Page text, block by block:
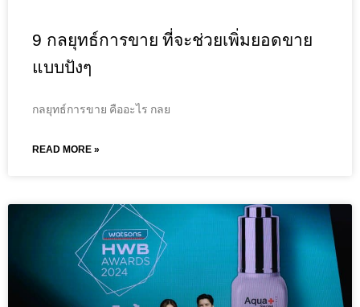
9 กลยุทธ์การขาย ที่จะช่วยเพิ่มยอดขาย
แบบปังๆ
กลยุทธ์การขาย คืออะไร กลย
READ MORE »